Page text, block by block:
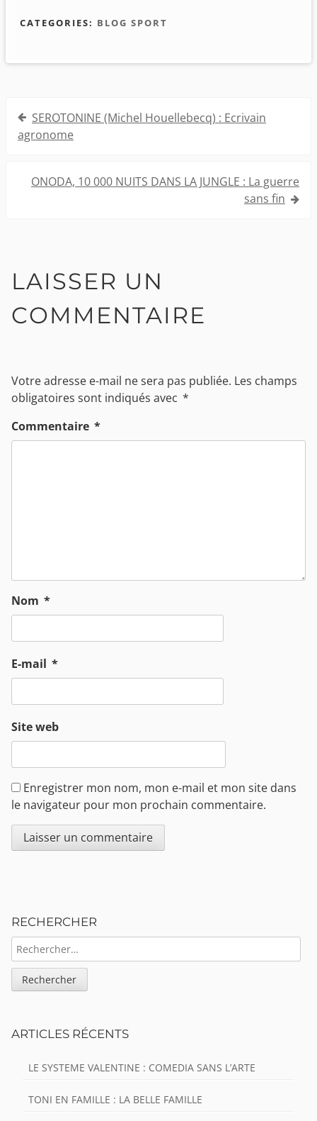
CATEGORIES: BLOG SPORT
Navigation
de
SEROTONINE (Michel Houellebecq) : Ecrivain
agronome
ONODA, 10 000 NUITS DANS LA JUNGLE : La guerre
sans fin
LAISSER UN
COMMENTAIRE
Votre adresse e-mail ne sera pas publiée. Les champs
obligatoires sont indiqués avec *
Commentaire *
Nom *
E-mail *
Site web
Enregistrer mon nom, mon e-mail et mon site dans
le navigateur pour mon prochain commentaire.
RECHERCHER
RECHERCHER :
ARTICLES RÉCENTS
LE SYSTEME VALENTINE : COMEDIA SANS L’ARTE
TONI EN FAMILLE : LA BELLE FAMILLE